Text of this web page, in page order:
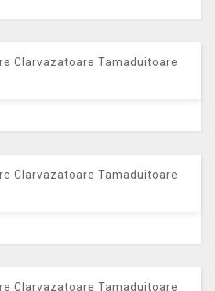
Clarvazatoare Tamaduitoare
Clarvazatoare Tamaduitoare
Clarvazatoare Tamaduitoare